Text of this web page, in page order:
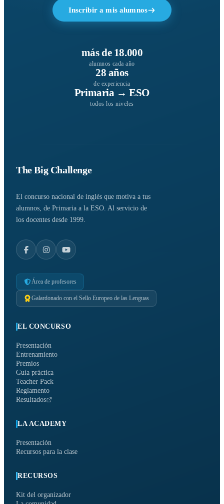
Inscribir a mis alumnos
más de 18.000
alumnos cada año
28 años
de experiencia
Primaria → ESO
todos los niveles
The Big Challenge
El concurso nacional de inglés que motiva a tus
alumnos, de Primaria a la ESO. Al servicio de
los docentes desde 1999.
Área de profesores
Galardonado con el Sello Europeo de las Lenguas
EL CONCURSO
Presentación
Entrenamiento
Premios
Guía práctica
Teacher Pack
Reglamento
Resultados
LA ACADEMY
Presentación
Recursos para la clase
RECURSOS
Kit del organizador